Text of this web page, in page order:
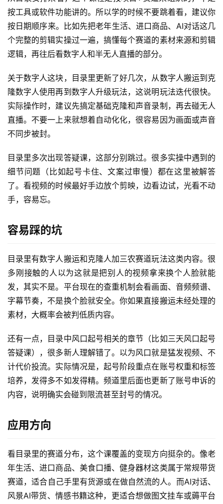
赚
钱
目
中
创
网
冒
泡
网
创
业
网
按工具或软件功能讲的。所以学的时候不要跳着看，建议你
按日期顺序来。比如先把老年生活、进口商品、AI对话这几
个完整的剪辑实操过一遍，搞懂每个赛道的素材来源和剪辑
逻辑，再往后看数字人和半无人直播的部分。
关于数字人这块，目录里更新了好几次，从数字人搬运到克
隆数字人使用再到数字人升级玩法，这说明玩法迭代很快。
实际操作时，建议先搞定基础克隆和声音录制，再去碰无人
直播。不要一上来就想着自动化化，很容易因为画面或声音
不同步被封。
目录里多次出现答疑课，这部分别跳过。很多实操中遇到的
细节问题（比如起号卡住、文案过审慢）都在这里被解答
了。看视频的时候最好手边放个剪映，边看边试，光看不动
手，容易忘。
容易踩的坑
目录里有数字人搬运和克隆人加三农赛道玩法这类内容。很
多刚接触的人以为这就是把别人的视频拿来换个人脸就能
发，其实不是。平台现在的查重机制会看画面、音频频谱、
字幕节奏，不是换个脸就安全。你如果直接搬运未经处理的
素材，大概率会被判低质内容。
还有一点，目录中风口起号相关的章节（比如三天风口起号
答疑课），很多新人理解错了。以为风口就是猛发视频、不
计代价投流。实际情况是，起号阶段重点在账号权重和标签
培养，发得多不如发得精。频道里后面也更新了账号申诉的
内容，说明确实会碰到限流甚至封号的情况。
应用方向
看目录里的赛道分布，这个课覆盖的变现方向挺杂的。像老
年生活、进口商品、美食口播、健身器材这类属于常规带货
赛道，适合自己手里有货源或在做自然流的人。而AI对话、
风景AI带货、情感书籍这种，更适合想做图文挂车或薅平台